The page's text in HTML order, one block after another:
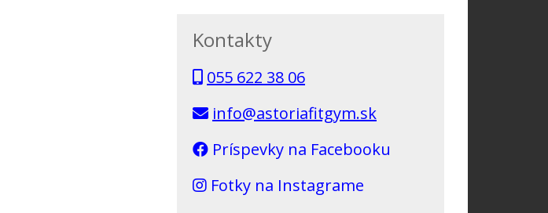
Kontakty
055 622 38 06
info@astoriafitgym.sk
Príspevky na Facebooku
Fotky na Instagrame